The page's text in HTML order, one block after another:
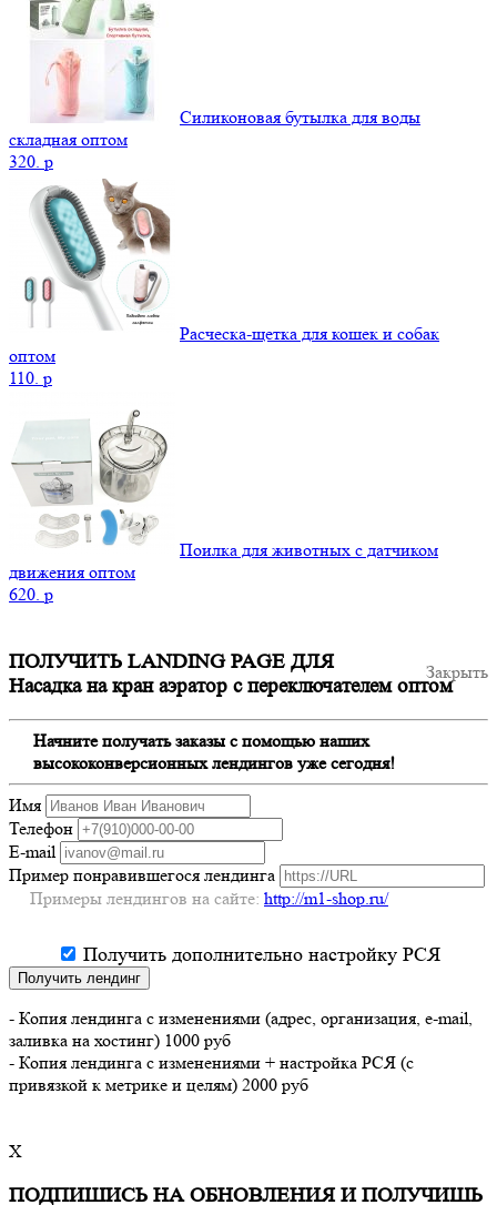
Силиконовая бутылка для воды
складная оптом
320. p
Расческа-щетка для кошек и собак
оптом
110. p
Поилка для животных с датчиком
движения оптом
620. p
Закрыть
ПОЛУЧИТЬ LANDING PAGE ДЛЯ
Насадка на кран аэратор с переключателем оптом
Начните получать заказы с помощью наших
высококонверсионных лендингов уже сегодня!
Имя
Телефон
E-mail
Пример понравившегося лендинга
Примеры лендингов на сайте: http://m1-shop.ru/
Получить дополнительно настройку РСЯ
Получить лендинг
- Копия лендинга с изменениями (адрес, организация, e-mail,
заливка на хостинг) 1000 руб
- Копия лендинга с изменениями + настройка РСЯ (с
привязкой к метрике и целям) 2000 руб
X
ПОДПИШИСЬ НА ОБНОВЛЕНИЯ И ПОЛУЧИШЬ